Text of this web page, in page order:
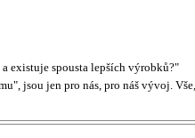
existuje spousta lepších výrobků?"
jsou jen pro nás, pro náš vývoj.